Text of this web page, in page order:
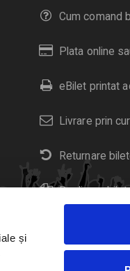
și
Cum comand
Plata online
eBilet printat
Livrare prin
Returnare
Duplicare